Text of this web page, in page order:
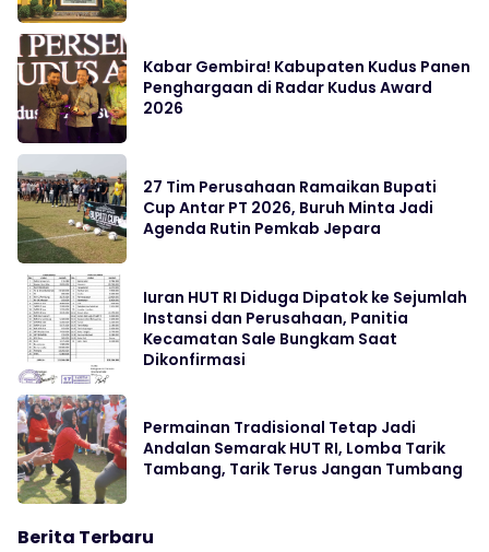
Kabar Gembira! Kabupaten Kudus Panen
Penghargaan di Radar Kudus Award
2026
27 Tim Perusahaan Ramaikan Bupati
Cup Antar PT 2026, Buruh Minta Jadi
Agenda Rutin Pemkab Jepara
Iuran HUT RI Diduga Dipatok ke Sejumlah
Instansi dan Perusahaan, Panitia
Kecamatan Sale Bungkam Saat
Dikonfirmasi
Permainan Tradisional Tetap Jadi
Andalan Semarak HUT RI, Lomba Tarik
Tambang, Tarik Terus Jangan Tumbang
Berita Terbaru